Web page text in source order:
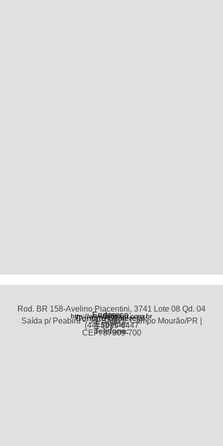
Endereço:
Rod. BR 158-Avelino Piacentini, 3741 Lote 08 Qd. 04
Saída p/ Peabiru – Jd. Batel II, Campo Mourão/PR |
CEP: 87309-700
Telefone:
(44) 3525-6447
Espécie:
Trigo
Contato comercial:
Site:
http://www.biotrigo.com.br